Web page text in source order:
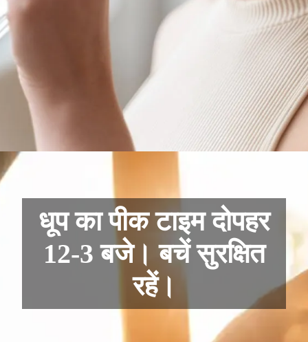
धूप का पीक टाइम दोपहर
12-3 बजे। बचें सुरक्षित
रहें।